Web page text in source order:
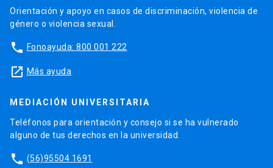
Orientación y apoyo en casos de discriminación, violencia de
género o violencia sexual.
phone Fonoayuda: 800 001 222
launch Más ayuda
MEDIACIÓN UNIVERSITARIA
Teléfonos para orientación y consejo si se ha vulnerado
alguno de tus derechos en la universidad.
phone (56)95504 1691